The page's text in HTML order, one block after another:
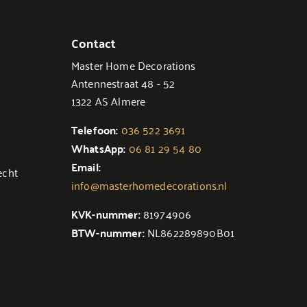
Contact
Master Home Decorations
Antennestraat 48 - 52
1322 AS Almere
Telefoon: 036 522 3691
WhatsApp: 06 81 29 54 80
Email:
info@masterhomedecorations.nl
KVK-nummer:81974906
BTW-nummer:NL862289890B01